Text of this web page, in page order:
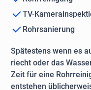
TV-
Rohrsanierung
Spätestens wenn es
riecht oder das
Zeit für eine
entstehen